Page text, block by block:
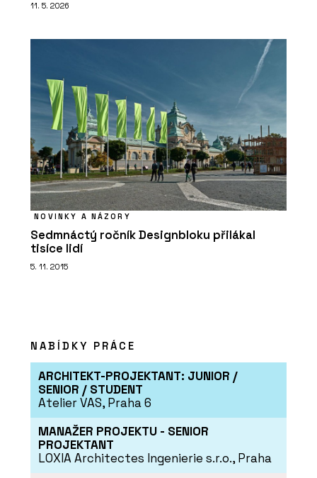
11. 5. 2026
NOVINKY A NÁZORY
Sedmnáctý ročník Designbloku přilákal
tisíce lidí
5. 11. 2015
NABÍDKY PRÁCE
ARCHITEKT-PROJEKTANT: JUNIOR /
SENIOR / STUDENT
Atelier VAS, Praha 6
MANAŽER PROJEKTU - SENIOR
PROJEKTANT
LOXIA Architectes Ingenierie s.r.o., Praha